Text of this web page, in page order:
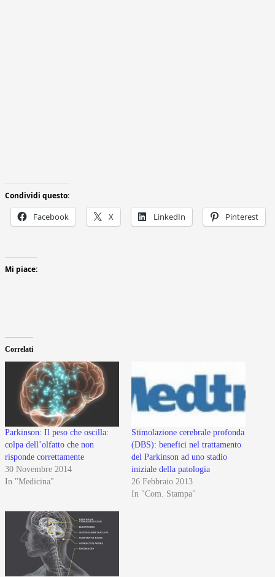
Condividi questo:
Facebook X LinkedIn Pinterest
Mi piace:
Correlati
Parkinson: Il peso che oscilla:
colpa dell’olfatto che non
risponde correttamente
30 Novembre 2014
In "Medicina"
Stimolazione cerebrale profonda
(DBS): benefici nel trattamento
del Parkinson ad uno stadio
iniziale della patologia
26 Febbraio 2013
In "Com. Stampa"